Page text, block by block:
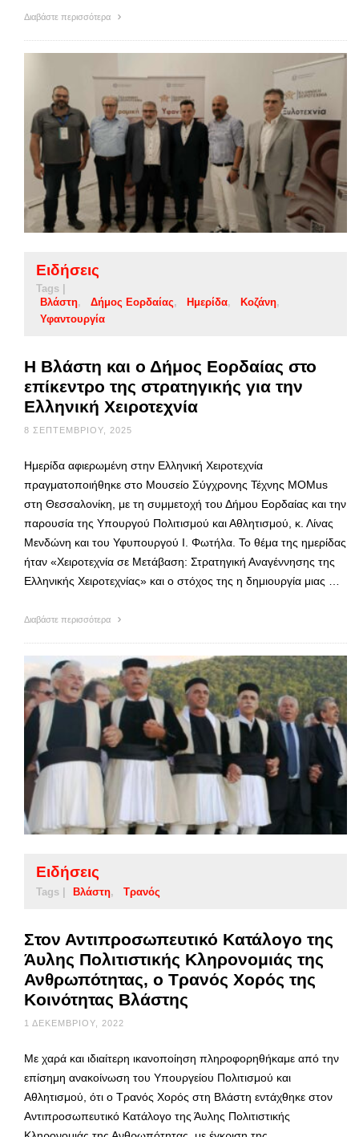
Διαβάστε περισσότερα
Ειδήσεις
Tags |
Βλάστη
Δήμος Εορδαίας Ημερίδα
Κοζάνη
Υφαντουργία
Η Βλάστη και ο Δήμος Εορδαίας στο
επίκεντρο της στρατηγικής για την
Ελληνική Χειροτεχνία
8 ΣΕΠΤΕΜΒΡΊΟΥ, 2025
Ημερίδα αφιερωμένη στην Ελληνική Χειροτεχνία
πραγματοποιήθηκε στο Μουσείο Σύγχρονης Τέχνης MOMus
στη Θεσσαλονίκη, με τη συμμετοχή του Δήμου Εορδαίας και την
παρουσία της Υπουργού Πολιτισμού και Αθλητισμού, κ. Λίνας
Μενδώνη και του Υφυπουργού Ι. Φωτήλα. Το θέμα της ημερίδας
ήταν «Χειροτεχνία σε Μετάβαση: Στρατηγική Αναγέννησης της
Ελληνικής Χειροτεχνίας» και ο στόχος της η δημιουργία μιας …
Διαβάστε περισσότερα
Ειδήσεις
Tags | Βλάστη Τρανός
Στον Αντιπροσωπευτικό Κατάλογο της
Άυλης Πολιτιστικής Κληρονομιάς της
Ανθρωπότητας, ο Τρανός Χορός της
Κοινότητας Βλάστης
1 ΔΕΚΕΜΒΡΊΟΥ, 2022
Με χαρά και ιδιαίτερη ικανοποίηση πληροφορηθήκαμε από την
επίσημη ανακοίνωση του Υπουργείου Πολιτισμού και
Αθλητισμού, ότι ο Τρανός Χορός στη Βλάστη εντάχθηκε στον
Αντιπροσωπευτικό Κατάλογο της Άυλης Πολιτιστικής